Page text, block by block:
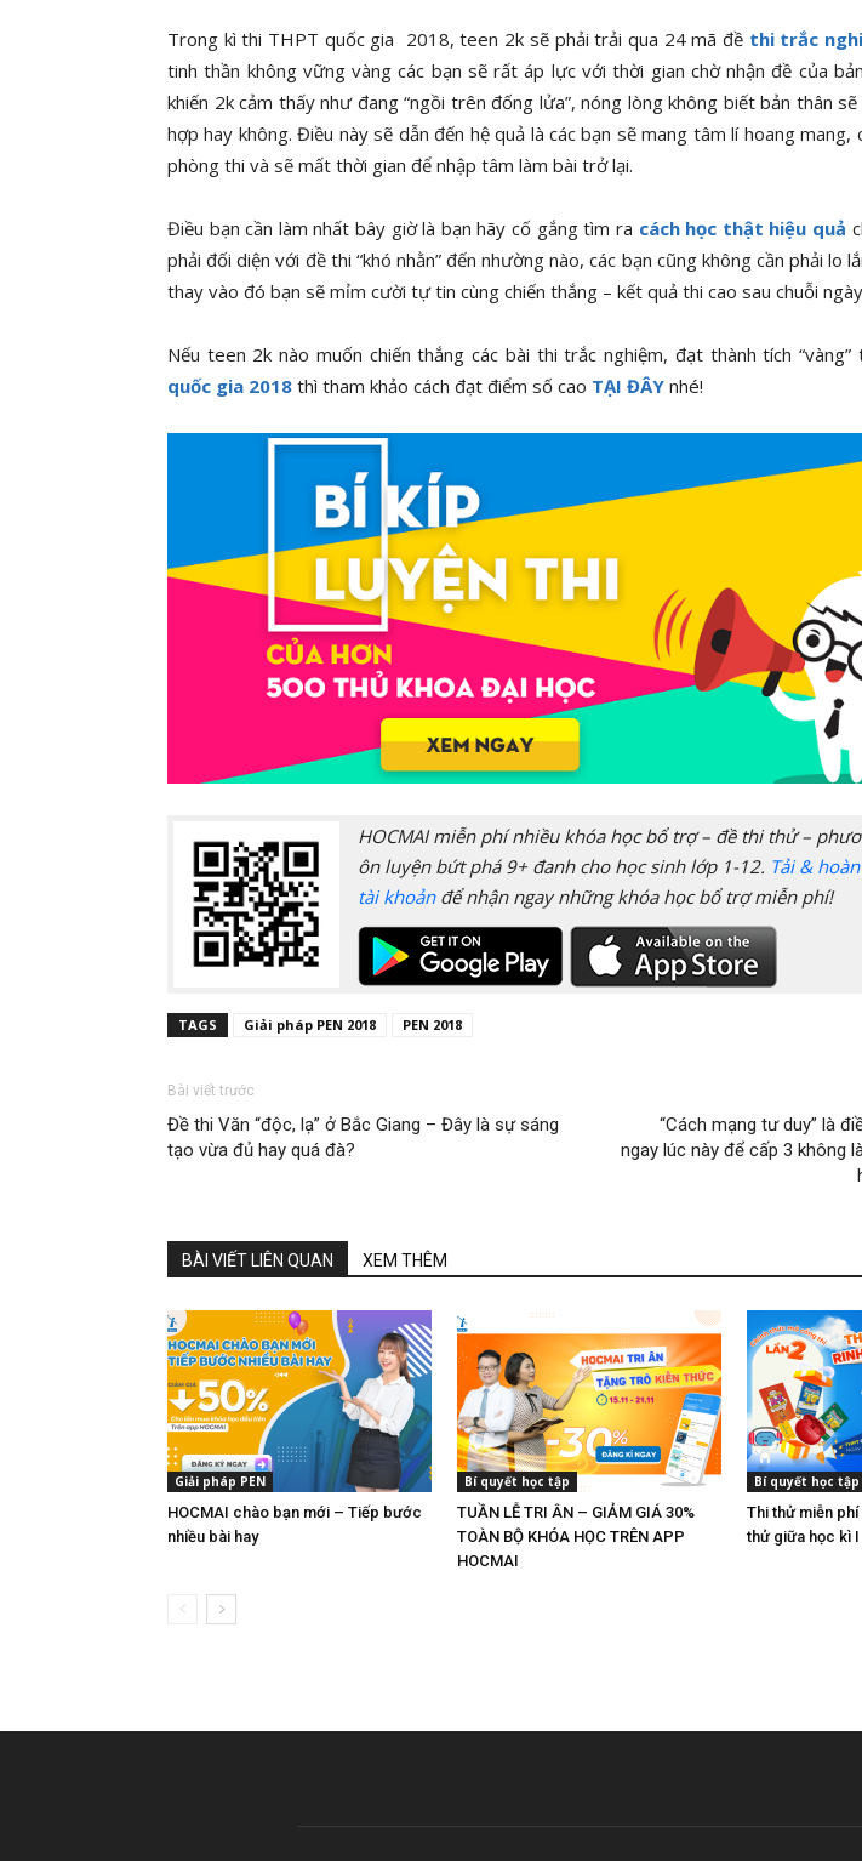
Trong kì thi THPT quốc gia 2018, teen 2k sẽ phải trải qua 24 mã đề thi trắc
tinh thần không vững vàng các bạn sẽ rất áp lực với thời gian chờ nhận đề của
khiến 2k cảm thấy như đang “ngồi trên đống lửa”, nóng lòng không biết bản thân
hợp hay không. Điều này sẽ dẫn đến hệ quả là các bạn sẽ mang tâm lí hoang mang,
phòng thi và sẽ mất thời gian để nhập tâm làm bài trở lại.
Điều bạn cần làm nhất bây giờ là bạn hãy cố gắng tìm ra cách học thật hiệu quả
phải đối diện với đề thi “khó nhằn” đến nhường nào, các bạn cũng không cần phải lo
thay vào đó bạn sẽ mỉm cười tự tin cùng chiến thắng – kết quả thi cao sau chuỗi
Nếu teen 2k nào muốn chiến thắng các bài thi trắc nghiệm, đạt thành tích “vàng”
quốc gia 2018 thì tham khảo cách đạt điểm số cao TẠI ĐÂY nhé!
HOCMAI miễn phí nhiều khóa học bổ trợ – đề thi thử –
ôn luyện bứt phá 9+ đanh cho học sinh lớp 1-12. Tải &
tài khoảnđể nhận ngay những khóa học bổ trợ miễn phí!
TAGS Giải pháp PEN 2018 PEN 2018
Bài viết trước
Đề thi Văn “độc, lạ” ở Bắc Giang – Đây là sự sáng
tạo vừa đủ hay quá đà?
“Cách mạng tư duy” là
ngay lúc này để cấp 3 không
BÀI VIẾT LIÊN QUAN XEM THÊM
Giải pháp PEN
HOCMAI chào bạn mới – Tiếp bước
nhiều bài hay
Bí quyết học tập
TUẦN LỄ TRI ÂN – GIẢM GIÁ 30%
TOÀN BỘ KHÓA HỌC TRÊN APP
HOCMAI
Bí quyết học tập
Thi thử miễn
thử giữa học kì I